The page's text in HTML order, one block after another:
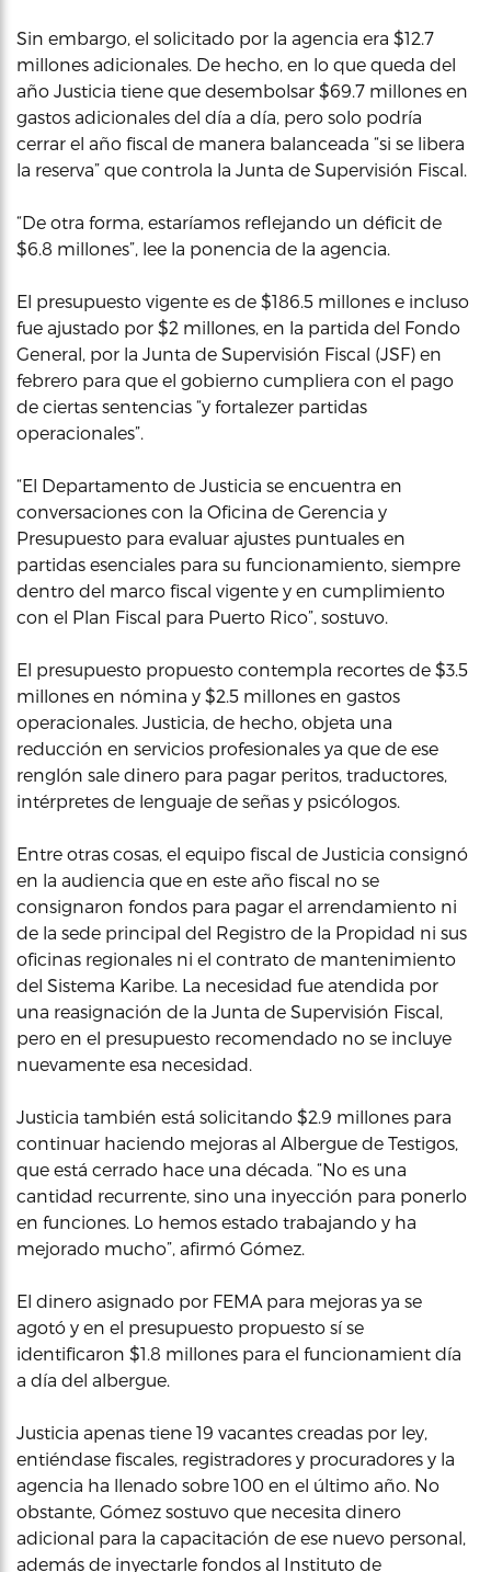
Sin embargo, el solicitado por la agencia era $12.7
millones adicionales. De hecho, en lo que queda del
año Justicia tiene que desembolsar $69.7 millones en
gastos adicionales del día a día, pero solo podría
cerrar el año fiscal de manera balanceada “si se libera
la reserva” que controla la Junta de Supervisión Fiscal.
“De otra forma, estaríamos reflejando un déficit de
$6.8 millones”, lee la ponencia de la agencia.
El presupuesto vigente es de $186.5 millones e incluso
fue ajustado por $2 millones, en la partida del Fondo
General, por la Junta de Supervisión Fiscal (JSF) en
febrero para que el gobierno cumpliera con el pago
de ciertas sentencias “y fortalezer partidas
operacionales”.
“El Departamento de Justicia se encuentra en
conversaciones con la Oficina de Gerencia y
Presupuesto para evaluar ajustes puntuales en
partidas esenciales para su funcionamiento, siempre
dentro del marco fiscal vigente y en cumplimiento
con el Plan Fiscal para Puerto Rico”, sostuvo.
El presupuesto propuesto contempla recortes de $3.5
millones en nómina y $2.5 millones en gastos
operacionales. Justicia, de hecho, objeta una
reducción en servicios profesionales ya que de ese
renglón sale dinero para pagar peritos, traductores,
intérpretes de lenguaje de señas y psicólogos.
Entre otras cosas, el equipo fiscal de Justicia consignó
en la audiencia que en este año fiscal no se
consignaron fondos para pagar el arrendamiento ni
de la sede principal del Registro de la Propidad ni sus
oficinas regionales ni el contrato de mantenimiento
del Sistema Karibe. La necesidad fue atendida por
una reasignación de la Junta de Supervisión Fiscal,
pero en el presupuesto recomendado no se incluye
nuevamente esa necesidad.
Justicia también está solicitando $2.9 millones para
continuar haciendo mejoras al Albergue de Testigos,
que está cerrado hace una década. “No es una
cantidad recurrente, sino una inyección para ponerlo
en funciones. Lo hemos estado trabajando y ha
mejorado mucho”, afirmó Gómez.
El dinero asignado por FEMA para mejoras ya se
agotó y en el presupuesto propuesto sí se
identificaron $1.8 millones para el funcionamient día
a día del albergue.
Justicia apenas tiene 19 vacantes creadas por ley,
entiéndase fiscales, registradores y procuradores y la
agencia ha llenado sobre 100 en el último año. No
obstante, Gómez sostuvo que necesita dinero
adicional para la capacitación de ese nuevo personal,
además de inyectarle fondos al Instituto de